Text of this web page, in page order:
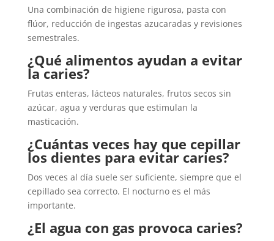
Una combinación de higiene rigurosa, pasta con
flúor, reducción de ingestas azucaradas y revisiones
semestrales.
¿Qué alimentos ayudan a evitar
la caries?
Frutas enteras, lácteos naturales, frutos secos sin
azúcar, agua y verduras que estimulan la
masticación.
¿Cuántas veces hay que cepillar
los dientes para evitar caries?
Dos veces al día suele ser suficiente, siempre que el
cepillado sea correcto. El nocturno es el más
importante.
¿El agua con gas provoca caries?